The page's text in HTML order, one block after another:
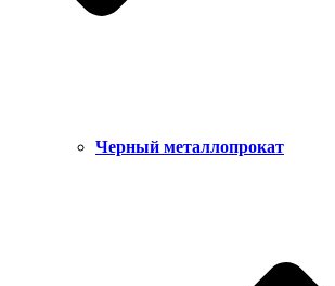
Черный металлопрокат